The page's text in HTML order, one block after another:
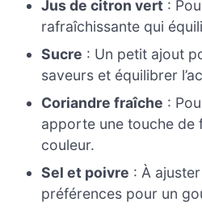
Jus de citron vert :
rafraîchissante qui
Sucre : Un petit ajout
saveurs et équilibrer
Coriandre fraîche :
apporte une touche de
couleur.
Sel et poivre : À
préférences pour un